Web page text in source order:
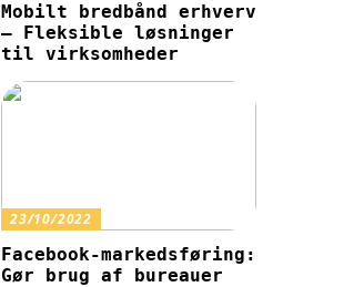
Mobilt bredbånd erhverv
– Fleksible løsninger
til virksomheder
23/10/2022
Facebook-markedsføring:
Gør brug af bureauer